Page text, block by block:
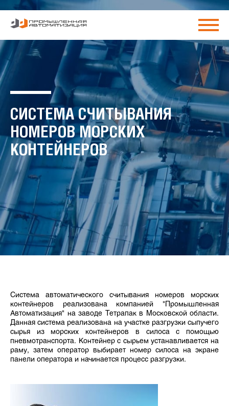
СИСТЕМА СЧИТЫВАНИЯ
НОМЕРОВ МОРСКИХ
КОНТЕЙНЕРОВ
Система автоматического считывания номеров морских
контейнеров реализована компанией "Промышленная
Автоматизация" на заводе Тетрапак в Московской области.
Данная система реализована на участке разгрузки сыпучего
сырья из морских контейнеров в силоса с помощью
пневмотранспорта. Контейнер с сырьем устанавливается на
раму, затем оператор выбирает номер силоса на экране
панели оператора и начинается процесс разгрузки.